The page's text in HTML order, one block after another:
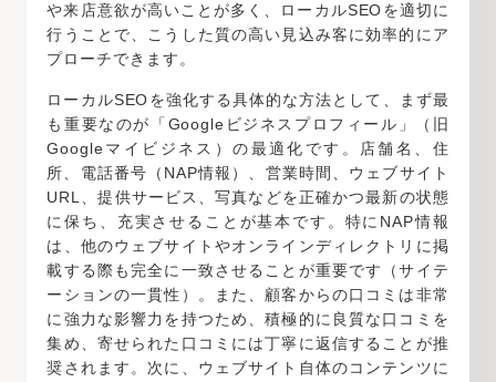
や来店意欲が高いことが多く、ローカルSEOを適切に
行うことで、こうした質の高い見込み客に効率的にア
プローチできます。
ローカルSEOを強化する具体的な方法として、まず最
も重要なのが「Googleビジネスプロフィール」（旧
Googleマイビジネス）の最適化です。店舗名、住
所、電話番号（NAP情報）、営業時間、ウェブサイト
URL、提供サービス、写真などを正確かつ最新の状態
に保ち、充実させることが基本です。特にNAP情報
は、他のウェブサイトやオンラインディレクトリに掲
載する際も完全に一致させることが重要です（サイテ
ーションの一貫性）。また、顧客からの口コミは非常
に強力な影響力を持つため、積極的に良質な口コミを
集め、寄せられた口コミには丁寧に返信することが推
奨されます。次に、ウェブサイト自体のコンテンツに